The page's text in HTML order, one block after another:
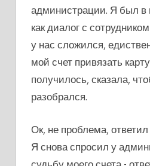
администрации. Я был в
как диалог с сотрудником
у нас сложился,
мой счет привязать
получилось, сказала,
разобрался.
Ок, не проблема,
Я снова спросил у